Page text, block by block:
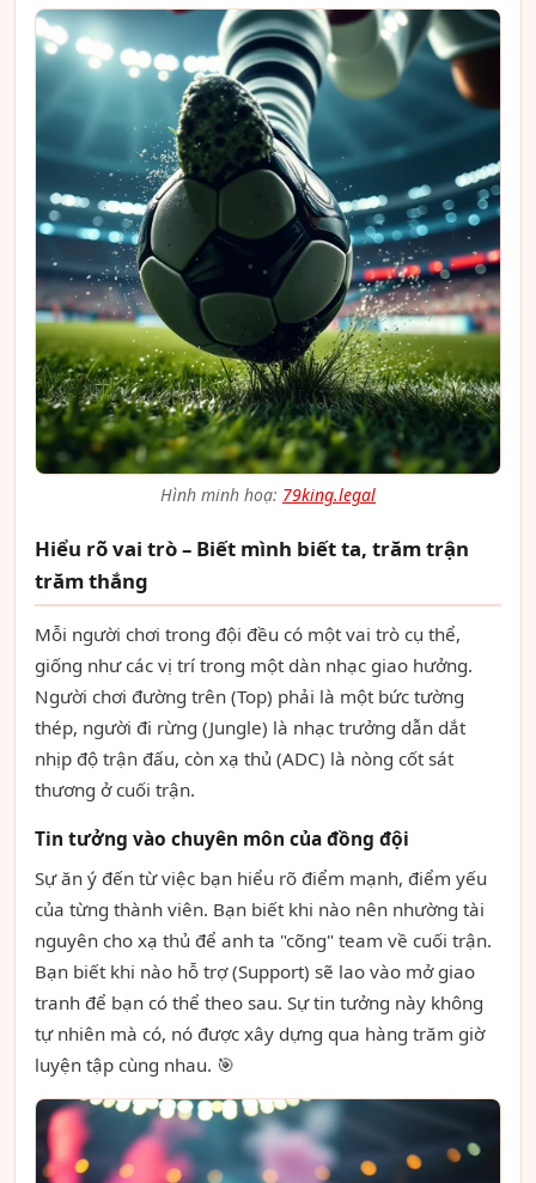
Hình minh hoạ: 79king.legal
Hiểu rõ vai trò – Biết mình biết ta, trăm trận
trăm thắng
Mỗi người chơi trong đội đều có một vai trò cụ thể,
giống như các vị trí trong một dàn nhạc giao hưởng.
Người chơi đường trên (Top) phải là một bức tường
thép, người đi rừng (Jungle) là nhạc trưởng dẫn dắt
nhịp độ trận đấu, còn xạ thủ (ADC) là nòng cốt sát
thương ở cuối trận.
Tin tưởng vào chuyên môn của đồng đội
Sự ăn ý đến từ việc bạn hiểu rõ điểm mạnh, điểm yếu
của từng thành viên. Bạn biết khi nào nên nhường tài
nguyên cho xạ thủ để anh ta "cõng" team về cuối trận.
Bạn biết khi nào hỗ trợ (Support) sẽ lao vào mở giao
tranh để bạn có thể theo sau. Sự tin tưởng này không
tự nhiên mà có, nó được xây dựng qua hàng trăm giờ
luyện tập cùng nhau. 🎯